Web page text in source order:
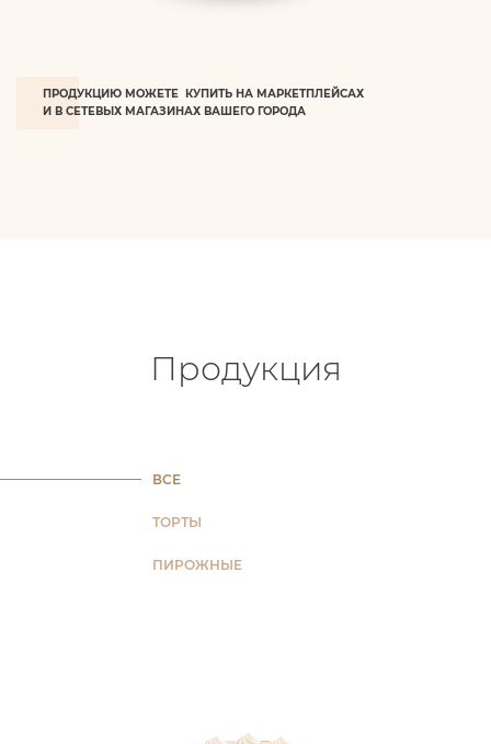
ПРОДУКЦИЮ МОЖЕТЕ КУПИТЬ НА МАРКЕТПЛЕЙСАХ
И В СЕТЕВЫХ МАГАЗИНАХ ВАШЕГО ГОРОДА
Продукция
ВСЕ
ТОРТЫ
ПИРОЖНЫЕ